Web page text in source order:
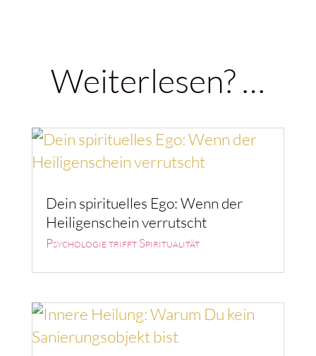
Weiterlesen? …
Dein spirituelles Ego: Wenn der
Heiligenschein verrutscht
Psychologie trifft Spiritualität